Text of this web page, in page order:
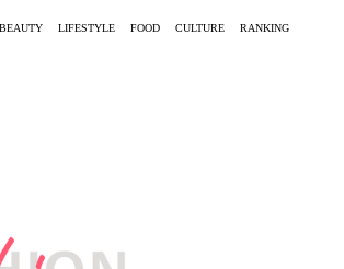
BEAUTY LIFESTYLE FOOD CULTURE RANKING